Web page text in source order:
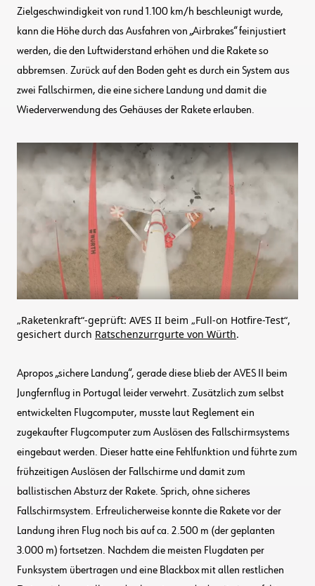
Zielgeschwindigkeit von rund 1.100 km/h beschleunigt wurde,
kann die Höhe durch das Ausfahren von „Airbrakes“ feinjustiert
werden, die den Luftwiderstand erhöhen und die Rakete so
abbremsen. Zurück auf den Boden geht es durch ein System aus
zwei Fallschirmen, die eine sichere Landung und damit die
Wiederverwendung des Gehäuses der Rakete erlauben.
„Raketenkraft“-geprüft: AVES II beim „Full-on Hotfire-Test“,
gesichert durch Ratschenzurrgurte von Würth.
Apropos „sichere Landung“, gerade diese blieb der AVES II beim
Jungfernflug in Portugal leider verwehrt. Zusätzlich zum selbst
entwickelten Flugcomputer, musste laut Reglement ein
zugekaufter Flugcomputer zum Auslösen des Fallschirmsystems
eingebaut werden. Dieser hatte eine Fehlfunktion und führte zum
frühzeitigen Auslösen der Fallschirme und damit zum
ballistischen Absturz der Rakete. Sprich, ohne sicheres
Fallschirmsystem. Erfreulicherweise konnte die Rakete vor der
Landung ihren Flug noch bis auf ca. 2.500 m (der geplanten
3.000 m) fortsetzen. Nachdem die meisten Flugdaten per
Funksystem übertragen und eine Blackbox mit allen restlichen